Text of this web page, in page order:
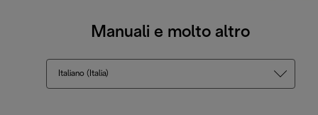
Manuali e molto altro
Italiano (Italia)